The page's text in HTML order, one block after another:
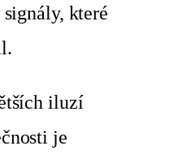
které
iluzí
je